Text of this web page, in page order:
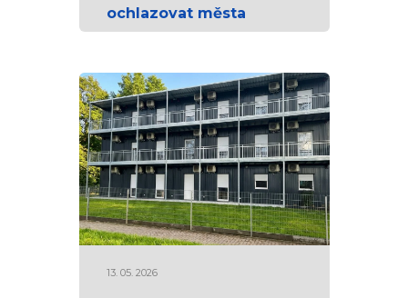
ochlazovat města
13. 05. 2026